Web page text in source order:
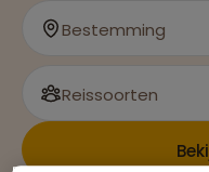
Bestemming
Reissoorten